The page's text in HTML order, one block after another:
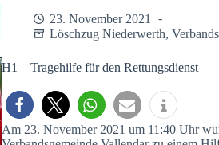
23. November 2021
Löschzug Niederwerth,
H1 – Tragehilfe für den Rettungsdienst
Am 23. November 2021 um 11:40 Uhr